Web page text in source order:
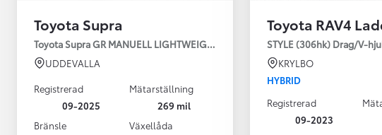
Toyota Supra
Toyota Supra GR MANUELL LIGHTWEIGHT EVO / OMG LEV! MOMSBIL!
UDDEVALLA
Registrerad
09-2025
Mätarställning
269 mil
Bränsle
Växellåda
Toyota RAV4
STYLE (306hk) Drag/V-
KRYLBO
HYBRID
Registrerad
09-2023